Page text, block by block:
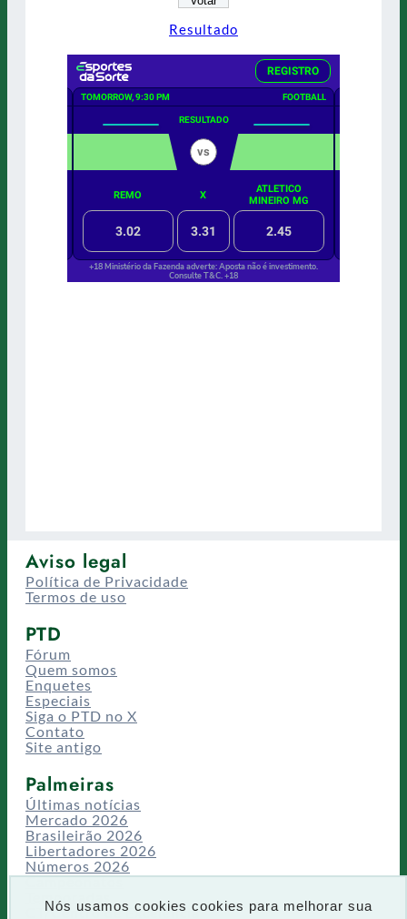
Nós usamos cookies cookies para melhorar sua
Resultado
Aviso legal
Política de Privacidade
Termos de uso
PTD
Fórum
Quem somos
Enquetes
Especiais
Siga o PTD no X
Contato
Site antigo
Palmeiras
Últimas notícias
Mercado 2026
Brasileirão 2026
Libertadores 2026
Números 2026
Campeonatos
CT/Centro de Excelência